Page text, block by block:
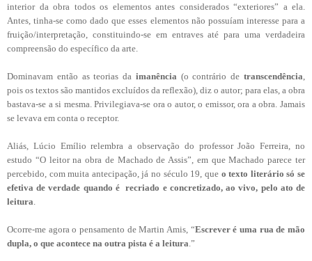
interior da obra todos os elementos antes considerados “exteriores” a ela.
Antes, tinha-se como dado que esses elementos não possuíam interesse para a
fruição/interpretação, constituindo-se em entraves até para uma verdadeira
compreensão do específico da arte.
Dominavam então as teorias da imanência (o contrário detranscendência
pois os textos são mantidos excluídos da reflexão), diz o autor; para elas, a obra
bastava-se a si mesma. Privilegiava-se ora o autor, o emissor, ora a obra. Jamais
se levava em conta o receptor.
Aliás, Lúcio Emílio relembra a observação do professor João Ferreira, no
estudo “O leitor na obra de Machado de Assis”, em que Machado parece ter
percebido, com muita antecipação, já no século 19, que o texto literário só se
efetiva de verdade quando é recriado e concretizado, ao vivo, pelo ato de
leitura
Ocorre-me agora o pensamento de Martin Amis, “Escrever é uma rua de mão
dupla, o que acontece na outra pista é a leitura .”